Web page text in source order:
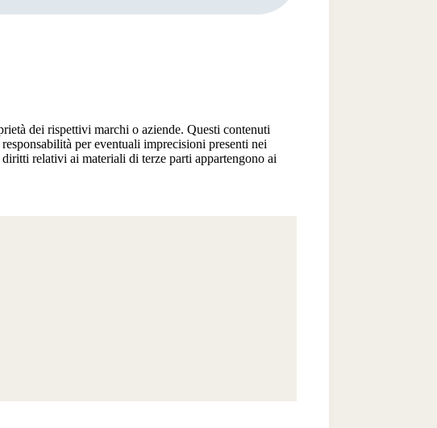
dei rispettivi marchi o aziende. Questi contenuti
per eventuali imprecisioni presenti nei
relativi ai materiali di terze parti appartengono ai